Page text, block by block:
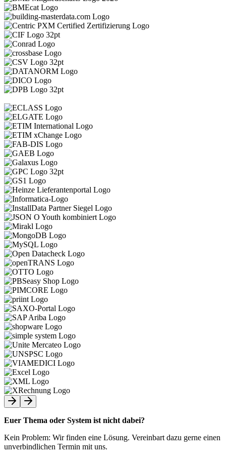
Euer Thema oder System ist nicht dabei?
Kein Problem: Wir finden eine Lösung. Vereinbart dazu gerne einen
unverbindlichen Termin mit uns.